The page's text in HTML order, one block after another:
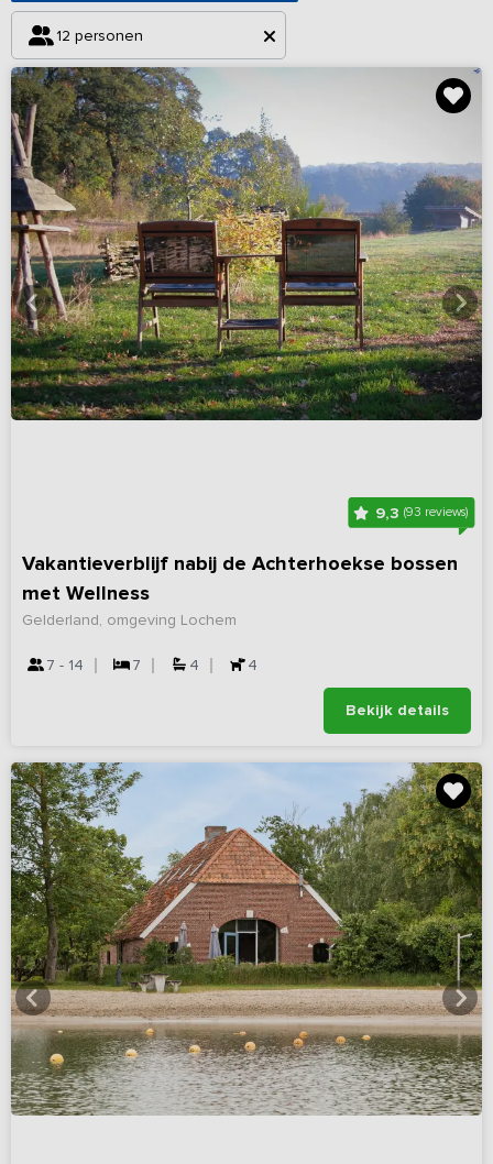
12 personen
9,3 (93 reviews)
Vakantieverblijf nabij de Achterhoekse bossen
met Wellness
Gelderland, omgeving Lochem
7 - 14 7 4 4
Bekijk details